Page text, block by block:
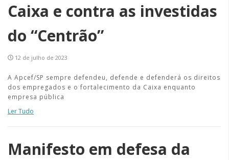
Caixa e contra as investidas
do “Centrão”
12 de julho de 2023
A Apcef/SP sempre defendeu, defende e defenderá os direitos
dos empregados e o fortalecimento da Caixa enquanto
empresa pública
Ler Tudo
Manifesto em defesa da